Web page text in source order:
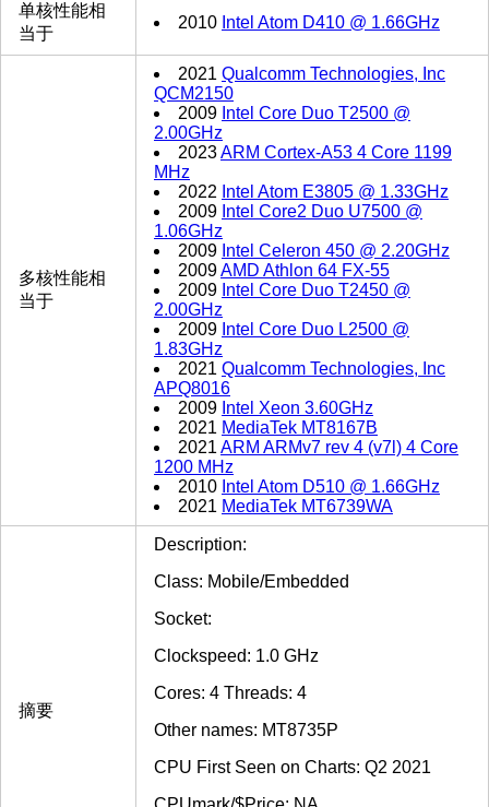
单核性能相
当于
2010 Intel Atom D410 @ 1.66GHz
多核性能相
当于
2021 Qualcomm Technologies, Inc
QCM2150
2009 Intel Core Duo T2500 @
2.00GHz
2023ARM Cortex-A53 4 Core 1199
MHz
2022 Intel Atom E3805 @ 1.33GHz
2009 Intel Core2 Duo U7500 @
1.06GHz
2009 Intel Celeron 450 @ 2.20GHz
2009AMD Athlon 64 FX-55
2009 Intel Core Duo T2450 @
2.00GHz
2009 Intel Core Duo L2500 @
1.83GHz
2021 Qualcomm Technologies, Inc
APQ8016
2009 Intel Xeon 3.60GHz
2021 MediaTek MT8167B
2021ARM ARMv7 rev 4 (v7l) 4 Core
1200 MHz
2010 Intel Atom D510 @ 1.66GHz
2021 MediaTek MT6739WA
摘要
Description:
Class: Mobile/Embedded
Socket:
Clockspeed: 1.0 GHz
Cores: 4 Threads: 4
Other names: MT8735P
CPU First Seen on Charts: Q2 2021